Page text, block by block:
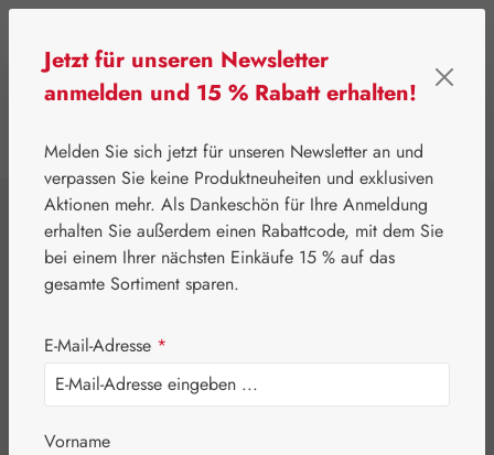
⌂ Pater Severin Naturprodukte Zäpfchen
Teebaumöl
Vaginalsuppositorien
Jetzt für unseren Newsletter
anmelden und 15 % Rabatt erhalten!
Melden Sie sich jetzt für unseren Newsletter an und
verpassen Sie keine Produktneuheiten und exklusiven
Aktionen mehr. Als Dankeschön für Ihre Anmeldung
erhalten Sie außerdem einen Rabattcode, mit dem Sie
bei einem Ihrer nächsten Einkäufe 15 % auf das
gesamte Sortiment sparen.
E-Mail-Adresse *
Vorname